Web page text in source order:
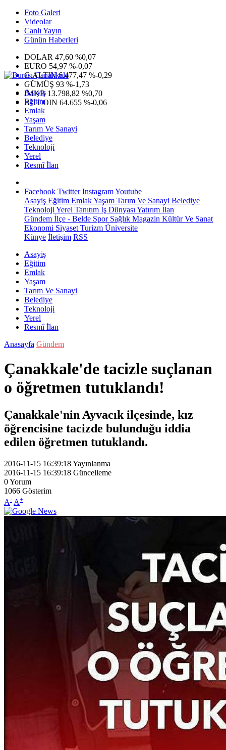
Foto Galeri
Videolar
Canlı Yayın
Günün Haberleri
DOLAR 47,60 %0,07
EURO 54,97 %-0,07
G.ALTIN6.477,47 %-0,29
GÜMÜŞ 93 %-1,73
IMKB 13.798,82 %0,70
BITCOIN 64.655 %-0,06
Asayiş
Eğitim
Emlak
Yaşam
Tarım Ve Sanayi
Belediye
Teknoloji
Yerel
Resmî İlan
Facebook Twitter InstagramYoutube
Asayiş Eğitim EmlakYaşam Tarım Ve Sanayi Belediye
Teknoloji Yerel Tanıtım İş Dünyası Yatırım İlan
Gündem İlçe - Belde SporSağlık Magazin Kültür Ve Sanat
Ekonomi Siyaset Turizm Üniversite
Künye İletişim RSS
Asayiş
Eğitim
Emlak
Yaşam
Tarım Ve Sanayi
Belediye
Teknoloji
Yerel
Resmî İlan
Anasayfa Gündem
Çanakkale'de tacizle suçlanan
o öğretmen tutuklandı!
Çanakkale'nin Ayvacık ilçesinde, kız
öğrencisine tacizde bulunduğu iddia
edilen öğretmen tutuklandı.
2016-11-15 16:39:18Yayınlanma
2016-11-15 16:39:18 Güncelleme
0Yorum
1066 Gösterim
A- A+